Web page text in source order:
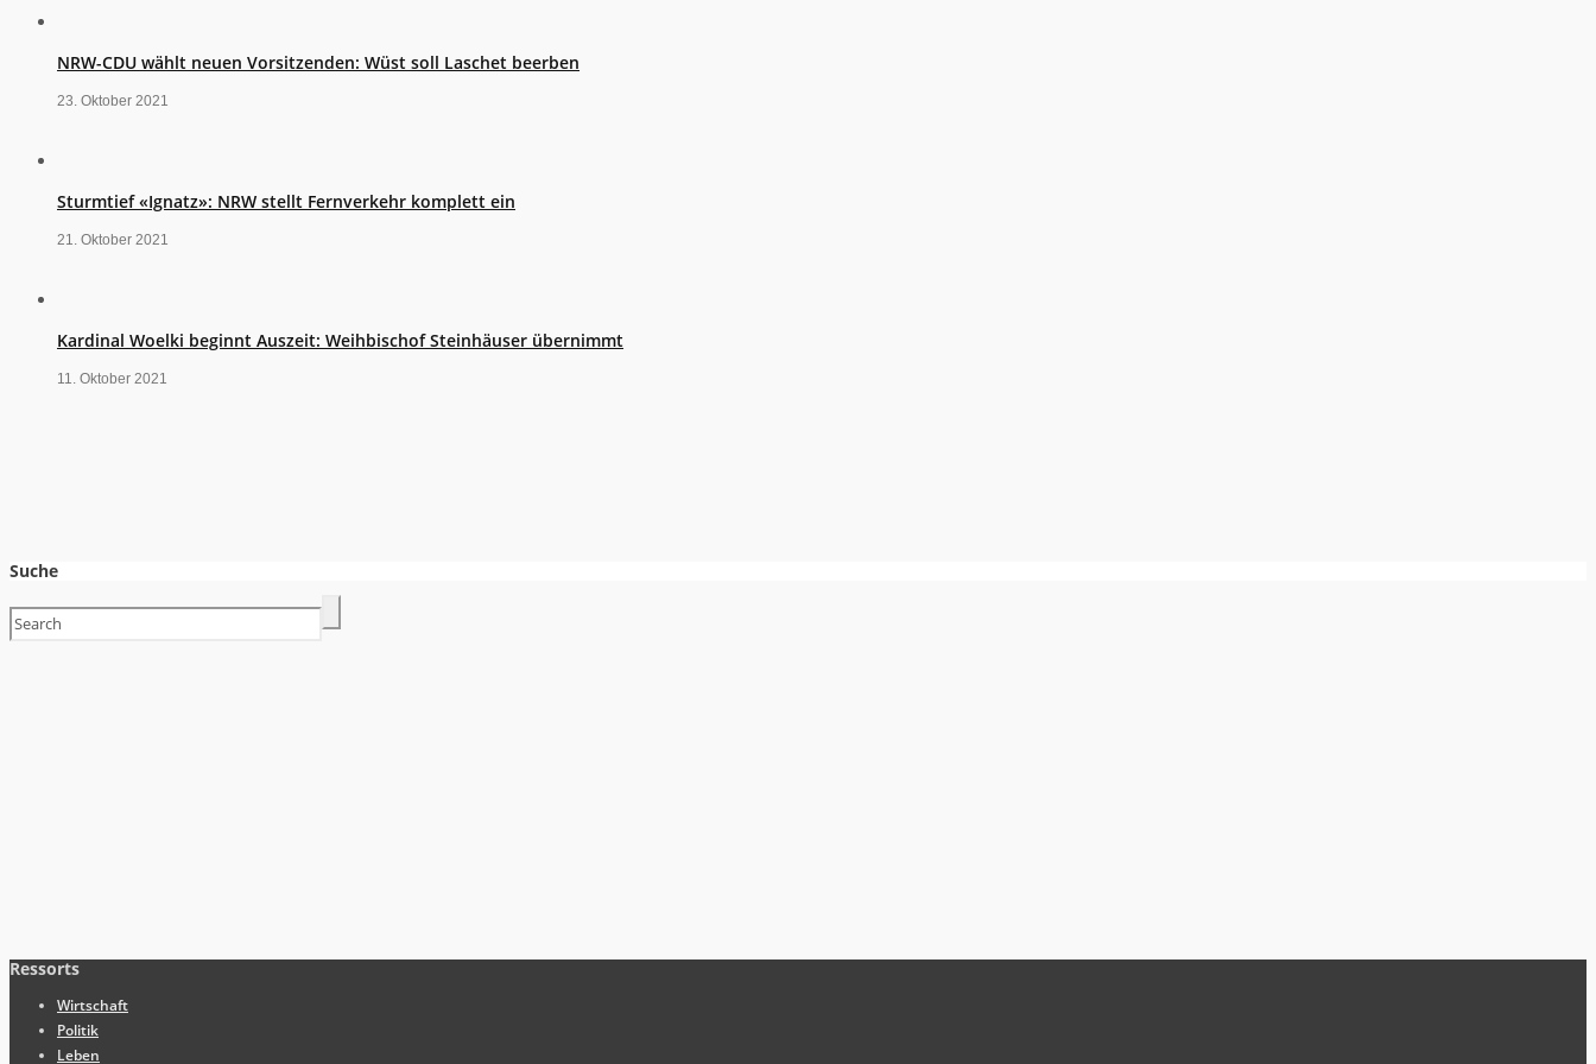
NRW-CDU wählt neuen Vorsitzenden: Wüst soll Laschet beerben
23. Oktober 2021
Sturmtief «Ignatz»: NRW stellt Fernverkehr komplett ein
21. Oktober 2021
Kardinal Woelki beginnt Auszeit: Weihbischof Steinhäuser übernimmt
11. Oktober 2021
Suche
Ressorts
Wirtschaft
Politik
Leben